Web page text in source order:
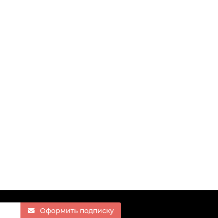
Оформить подписку